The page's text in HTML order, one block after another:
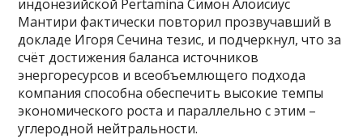
индонезийской Pertamina Симон Алоисиус
Мантири фактически повторил прозвучавший в
докладе Игоря Сечина тезис, и подчеркнул, что за
счёт достижения баланса источников
энергоресурсов и всеобъемлющего подхода
компания способна обеспечить высокие темпы
экономического роста и параллельно с этим –
углеродной нейтральности.